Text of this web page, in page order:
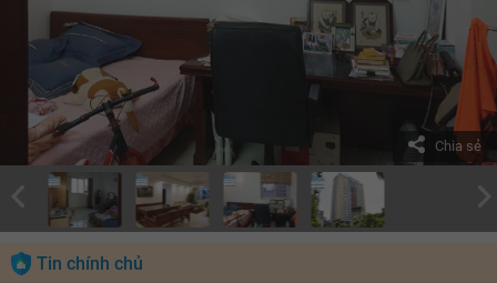
Chia sẻ
Tin chính chủ